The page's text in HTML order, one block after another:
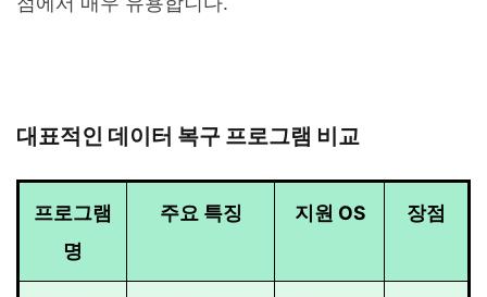
대표적인 데이터 복구 프로그램 비교
프로그램
명
주요 특징 지원 OS 장점